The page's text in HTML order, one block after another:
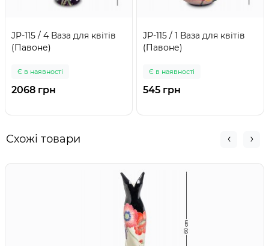
JP-115 / 4 Ваза для квітів
(Павоне)
Є в наявності
2068 грн
JP-115 / 1 Ваза для квітів
(Павоне)
Є в наявності
545 грн
Схожі товари